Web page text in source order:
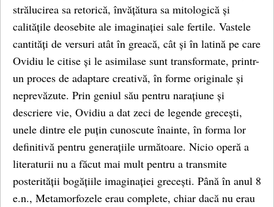
strălucirea sa retorică, învățătura sa mitologică și
calitățile deosebite ale imaginației sale fertile. Vastele
cantități de versuri atât în greacă, cât și în latină pe care
Ovidiu le citise și le asimilase sunt transformate, printr-
un proces de adaptare creativă, în forme originale și
neprevăzute. Prin geniul său pentru narațiune și
descriere vie, Ovidiu a dat zeci de legende grecești,
unele dintre ele puțin cunoscute înainte, în forma lor
definitivă pentru generațiile următoare. Nicio operă a
literaturii nu a făcut mai mult pentru a transmite
posterității bogățiile imaginației grecești. Până în anul 8
e.n., Metamorfozele erau complete, chiar dacă nu erau